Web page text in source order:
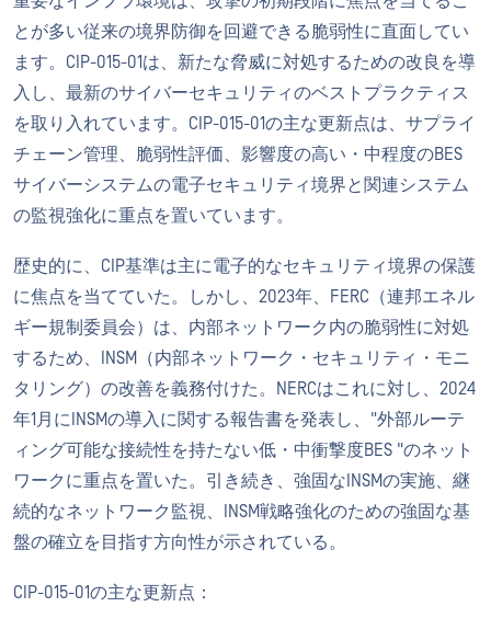
とが多い従来の境界防御を回避できる脆弱性に直面してい
ます。CIP-015-01は、新たな脅威に対処するための改良を導
入し、最新のサイバーセキュリティのベストプラクティス
を取り入れています。CIP-015-01の主な更新点は、サプライ
チェーン管理、脆弱性評価、影響度の高い・中程度のBES
サイバーシステムの電子セキュリティ境界と関連システム
の監視強化に重点を置いています。
歴史的に、CIP基準は主に電子的なセキュリティ境界の保護
に焦点を当てていた。しかし、2023年、FERC（連邦エネル
ギー規制委員会）は、内部ネットワーク内の脆弱性に対処
するため、INSM（内部ネットワーク・セキュリティ・モニ
タリング）の改善を義務付けた。NERCはこれに対し、2024
年1月にINSMの導入に関する報告書を発表し、"外部ルーテ
ィング可能な接続性を持たない低・中衝撃度BES "のネット
ワークに重点を置いた。引き続き、強固なINSMの実施、継
続的なネットワーク監視、INSM戦略強化のための強固な基
盤の確立を目指す方向性が示されている。
CIP-015-01の主な更新点：